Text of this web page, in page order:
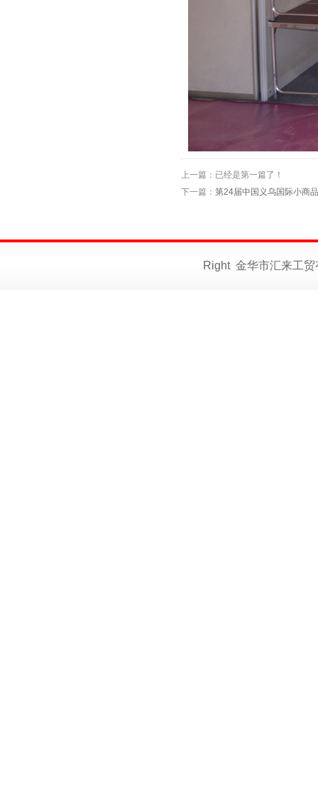
上一篇：已经是第一篇了！
下一篇： 第24届中国义乌国际小商
Right 金华市汇来工